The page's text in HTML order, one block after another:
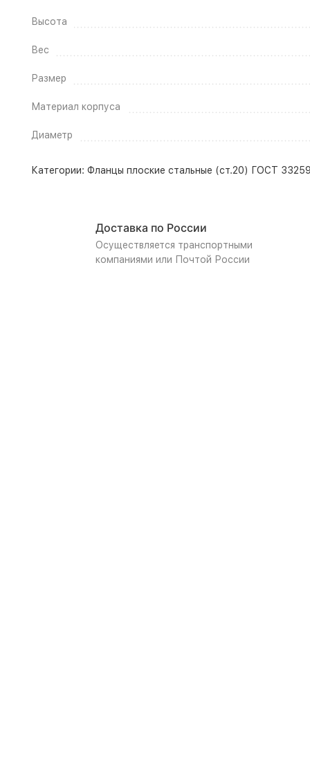
Высота
Вес
Размер
Материал корпуса
Диаметр
Категории: Фланцы плоские стальные (ст.20) ГОСТ
Доставка по России
Осуществляется транспортными
компаниями или Почтой России